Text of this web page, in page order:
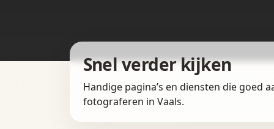
Snel verder kijken
Handige pagina’s en diensten die goed
fotograferen in Vaals.